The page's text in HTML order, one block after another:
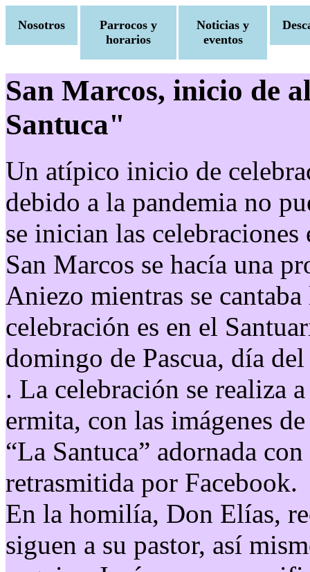
Nosotros
Parrocos y
horarios
Noticias y
eventos
San Marcos, inicio de
Santuca"
Un atípico inicio de
debido a la pandemia no
se inician las
San Marcos se hacía una
Aniezo mientras se
celebración es en el
domingo de Pascua, día
. La celebración se realiza
ermita, con las imágenes
“La Santuca” adornada
retrasmitida por Facebook.
En la homilía, Don Elías,
siguen a su pastor, así